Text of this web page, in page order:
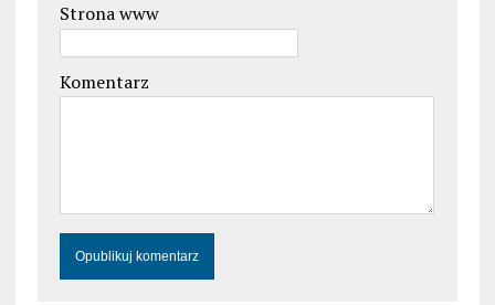
Strona www
Komentarz